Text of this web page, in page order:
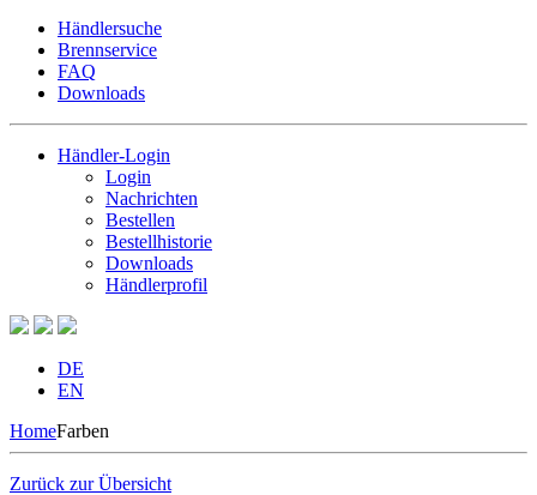
Händlersuche
Brennservice
FAQ
Downloads
Händler-Login
Login
Nachrichten
Bestellen
Bestellhistorie
Downloads
Händlerprofil
DE
EN
HomeFarben
Zurück zur Übersicht